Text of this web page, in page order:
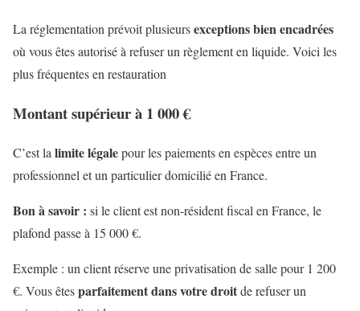
La réglementation prévoit plusieursexceptions bien encadrées
où vous êtes autorisé à refuser un règlement en liquide. Voici les
plus fréquentes en restauration
Montant supérieur à 1 000 €
C’est la limite légalepour les paiements en espèces entre un
professionnel et un particulier domicilié en France.
Bon à savoir : si le client est non-résident fiscal en France, le
plafond passe à 15 000 €.
Exemple : un client réserve une privatisation de salle pour 1 200
€. Vous êtesparfaitement dans votre droitde refuser un